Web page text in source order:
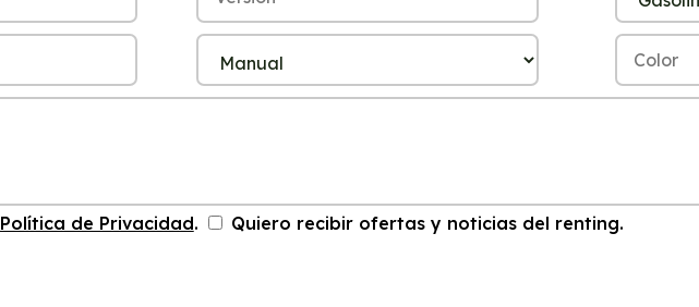
Política de Privacidad. Quiero recibir ofertas y noticias del renting.